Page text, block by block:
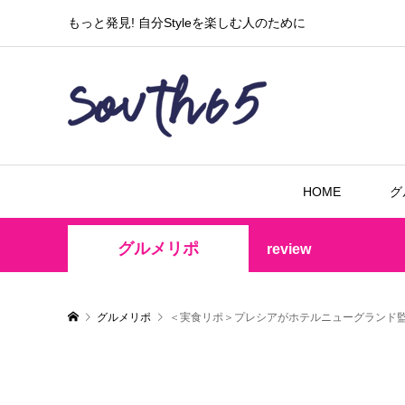
もっと発見! 自分Styleを楽しむ人のために
HOME
グルメリポ review
グルメリポ ＜実食リポ＞プレシアがホテルニューグランド